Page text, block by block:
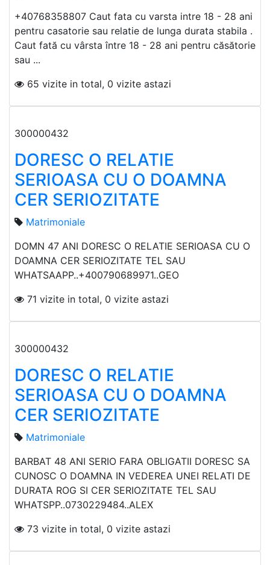
+40768358807 Caut fata cu varsta intre 18 - 28 ani
pentru casatorie sau relatie de lunga durata stabila .
Caut fată cu vârsta între 18 - 28 ani pentru căsătorie
sau ...
65 vizite in total, 0 vizite astazi
300000432
DORESC O RELATIE
SERIOASA CU O DOAMNA
CER SERIOZITATE
Matrimoniale
DOMN 47 ANI DORESC O RELATIE SERIOASA CU O
DOAMNA CER SERIOZITATE TEL SAU
WHATSAAPP..+400790689971..GEO
71 vizite in total, 0 vizite astazi
300000432
DORESC O RELATIE
SERIOASA CU O DOAMNA
CER SERIOZITATE
Matrimoniale
BARBAT 48 ANI SERIO FARA OBLIGATII DORESC SA
CUNOSC O DOAMNA IN VEDEREA UNEI RELATI DE
DURATA ROG SI CER SERIOZITATE TEL SAU
WHATSPP..0730229484..ALEX
73 vizite in total, 0 vizite astazi